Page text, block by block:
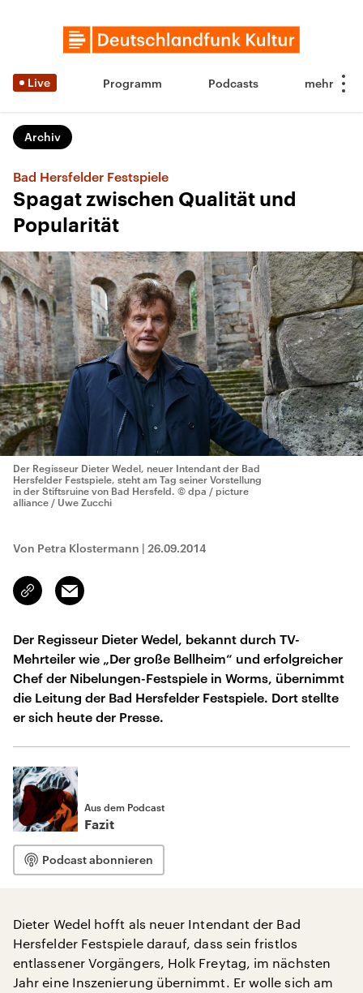
Live Programm Podcasts
Archiv
Bad Hersfelder Festspiele
Spagat zwischen Qualität und
Popularität
Der Regisseur Dieter Wedel, neuer Intendant der Bad
Hersfelder Festspiele, steht am Tag seiner Vorstellung
in der Stiftsruine von Bad Hersfeld. © dpa / picture
alliance / Uwe Zucchi
Von Petra Klostermann | 26.09.2014
Link
kopieren/teilen
Email
Der Regisseur Dieter Wedel, bekannt durch TV-
Mehrteiler wie „Der große Bellheim“ und erfolgreicher
Chef der Nibelungen-Festspiele in Worms, übernimmt
die Leitung der Bad Hersfelder Festspiele. Dort stellte
er sich heute der Presse.
Aus dem Podcast
Fazit
Podcast abonnieren
Dieter Wedel hofft als neuer Intendant der Bad
Hersfelder Festspiele darauf, dass sein fristlos
entlassener Vorgängers, Holk Freytag, im nächsten
Jahr eine Inszenierung übernimmt. Er wolle sich am